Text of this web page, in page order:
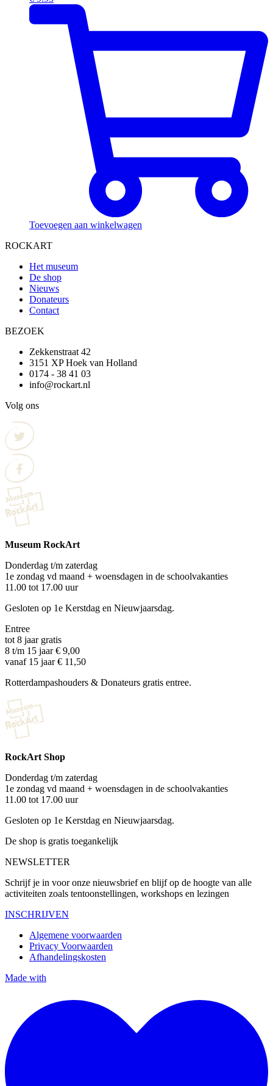
Toevoegen aan winkelwagen
ROCKART
Het museum
De shop
Nieuws
Donateurs
Contact
BEZOEK
Zekkenstraat 42
3151 XP Hoek van Holland
0174 - 38 41 03
info@rockart.nl
Volg ons
Museum RockArt
Donderdag t/m zaterdag
1e zondag vd maand + woensdagen in de schoolvakanties
11.00 tot 17.00 uur
Gesloten op 1e Kerstdag en Nieuwjaarsdag.
Entree
tot 8 jaar gratis
8 t/m 15 jaar € 9,00
vanaf 15 jaar € 11,50
Rotterdampashouders & Donateurs gratis entree.
RockArt Shop
Donderdag t/m zaterdag
1e zondag vd maand + woensdagen in de schoolvakanties
11.00 tot 17.00 uur
Gesloten op 1e Kerstdag en Nieuwjaarsdag.
De shop is gratis toegankelijk
NEWSLETTER
Schrijf je in voor onze nieuwsbrief en blijf op de hoogte van alle
activiteiten zoals tentoonstellingen, workshops en lezingen
INSCHRIJVEN
Algemene voorwaarden
Privacy Voorwaarden
Afhandelingskosten
Made with